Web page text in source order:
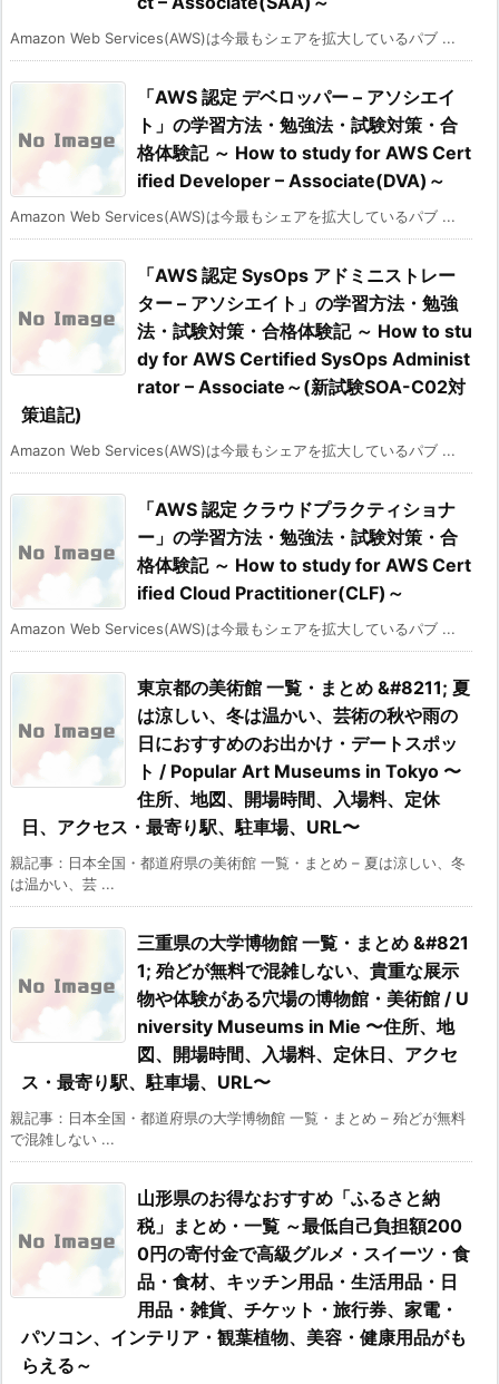
Amazon Web Services(AWS)は今最もシェアを拡大しているパブ ...
「AWS 認定 デベロッパー – アソシエイ
ト」の学習方法・勉強法・試験対策・合
格体験記 ～ How to study for AWS Cert
ified Developer – Associate(DVA)～
Amazon Web Services(AWS)は今最もシェアを拡大しているパブ ...
「AWS 認定 SysOps アドミニストレー
ター – アソシエイト」の学習方法・勉強
法・試験対策・合格体験記 ～ How to stu
dy for AWS Certified SysOps Administ
rator – Associate～(新試験SOA-C02対
策追記)
Amazon Web Services(AWS)は今最もシェアを拡大しているパブ ...
「AWS 認定 クラウドプラクティショナ
ー」の学習方法・勉強法・試験対策・合
格体験記 ～ How to study for AWS Cert
ified Cloud Practitioner(CLF)～
Amazon Web Services(AWS)は今最もシェアを拡大しているパブ ...
東京都の美術館 一覧・まとめ &#8211; 夏
は涼しい、冬は温かい、芸術の秋や雨の
日におすすめのお出かけ・デートスポッ
ト / Popular Art Museums in Tokyo 〜
住所、地図、開場時間、入場料、定休
日、アクセス・最寄り駅、駐車場、URL〜
親記事：日本全国・都道府県の美術館 一覧・まとめ – 夏は涼しい、冬
は温かい、芸 ...
三重県の大学博物館 一覧・まとめ &#821
1; 殆どが無料で混雑しない、貴重な展示
物や体験がある穴場の博物館・美術館 / U
niversity Museums in Mie 〜住所、地
図、開場時間、入場料、定休日、アクセ
ス・最寄り駅、駐車場、URL〜
親記事：日本全国・都道府県の大学博物館 一覧・まとめ – 殆どが無料
で混雑しない ...
山形県のお得なおすすめ「ふるさと納
税」まとめ・一覧 ～最低自己負担額200
0円の寄付金で高級グルメ・スイーツ・食
品・食材、キッチン用品・生活用品・日
用品・雑貨、チケット・旅行券、家電・
パソコン、インテリア・観葉植物、美容・健康用品がも
らえる～